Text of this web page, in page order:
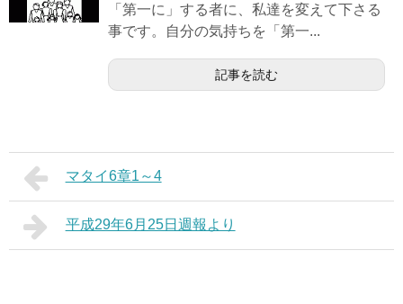
「第一に」する者に、私達を変えて下さる
事です。自分の気持ちを「第一...
記事を読む
マタイ6章1～4
平成29年6月25日週報より